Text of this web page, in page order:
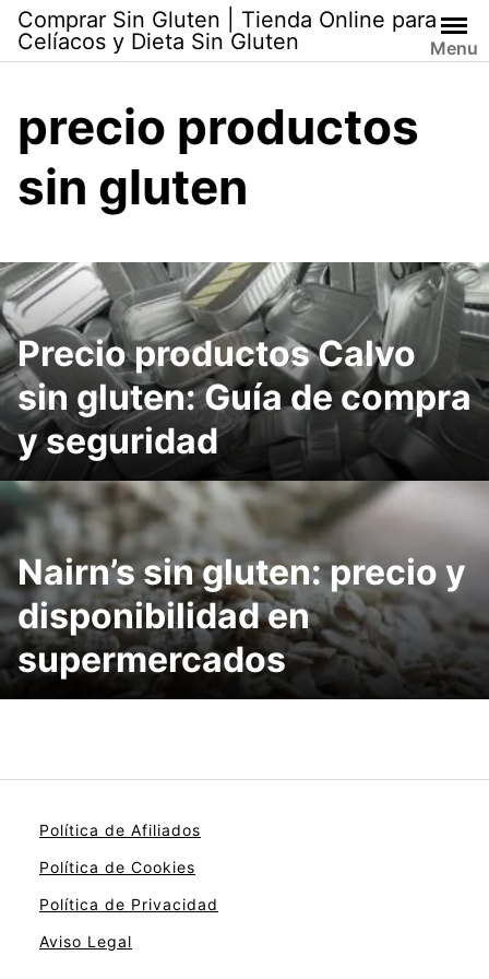
Skip
content
Comprar Sin Gluten | Tienda Online para
Celíacos y Dieta Sin Gluten
Menu
precio productos
sin gluten
Precio productos Calvo
sin gluten: Guía de compra
y seguridad
Nairn’s sin gluten: precio y
disponibilidad en
supermercados
Política de Afiliados
Política de Cookies
Política de Privacidad
Aviso Legal